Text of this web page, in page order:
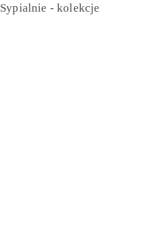
Sypialnie - kolekcje